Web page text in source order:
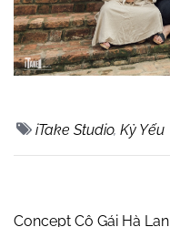
iTake Studio,Kỷ Yếu
Concept Cô Gái Hà Lan